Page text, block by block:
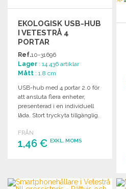
EKOLOGISK USB-HUB
I VETESTRÅ 4
PORTAR
Ref.10-31696
Lager : 14 436 artiklar
Mått : 1.8 cm
USB-hub med 4 portar 2.0 för
att ansluta flera enheter,
presenterad i en individuell
låda. Stort tryckyta tillgänglig.
FRÅN
1,46 € EXKL. MOMS
Begär offert